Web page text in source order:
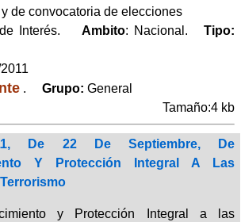
de convocatoria de elecciones
de Interés.Ambito: Nacional.Tipo:
. Grupo: General
Tamaño:4 kb
De 22 De Septiembre, De
Y Protección Integral A Las
y Protección Integral a las